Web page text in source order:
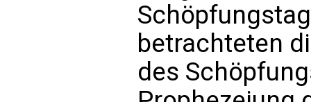
betrachteten
des